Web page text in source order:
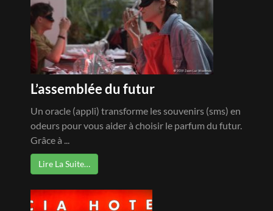
L’assemblée du futur
Un oracle (appli) transforme les souvenirs (sms) en
odeurs pour vous aider à choisir le parfum du futur.
Grâce à ...
Lire La Suite…